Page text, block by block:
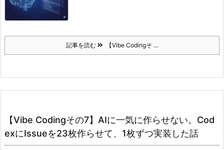
記事を読む 【Vibe Codingそ ...
【Vibe Codingその7】AIに一気に作らせない。Cod
exにIssueを23枚作らせて、1枚ずつ実装した話